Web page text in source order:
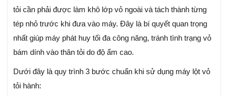
tỏi cần phải được làm khô lớp vỏ ngoài và tách thành từng
tép nhỏ trước khi đưa vào máy. Đây là bí quyết quan trọng
nhất giúp máy phát huy tối đa công năng, tránh tình trạng vỏ
bám dính vào thân tỏi do độ ẩm cao.
Dưới đây là quy trình 3 bước chuẩn khi sử dụng máy lột vỏ
tỏi hành: